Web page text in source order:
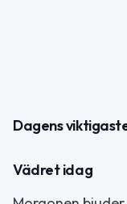
Dagens
Vädret idag